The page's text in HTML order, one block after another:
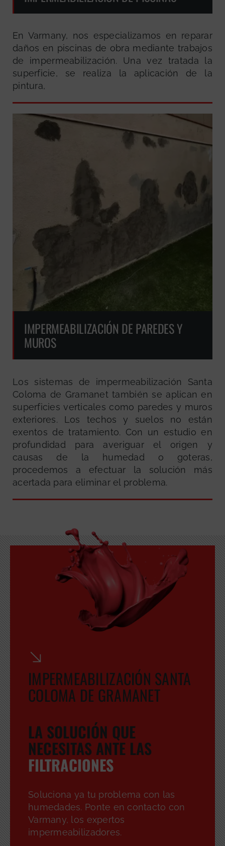
En Varmany, nos especializamos en reparar
daños en piscinas de obra mediante trabajos
de impermeabilización. Una vez tratada la
superficie, se realiza la aplicación de la
pintura,
IMPERMEABILIZACIÓN DE PAREDES Y
MUROS
Los sistemas de impermeabilización Santa
Coloma de Gramanet también se aplican en
superficies verticales como paredes y muros
exteriores. Los techos y suelos no están
exentos de tratamiento. Con un estudio en
profundidad para averiguar el origen y
causas de la humedad o goteras,
procedemos a efectuar la solución más
acertada para eliminar el problema.
IMPERMEABILIZACIÓN SANTA
COLOMA DE GRAMANET
LA SOLUCIÓN QUE
NECESITAS ANTE LAS
FILTRACIONES
Soluciona ya tu problema con las
humedades. Ponte en contacto con
Varmany, los expertos
impermeabilizadores.
GRATUITA